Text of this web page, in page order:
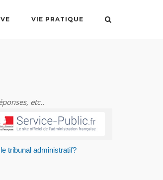
VIE PRATIQUE
etc..
tribunal administratif?